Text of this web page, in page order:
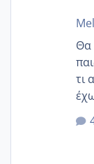
Θα
τι